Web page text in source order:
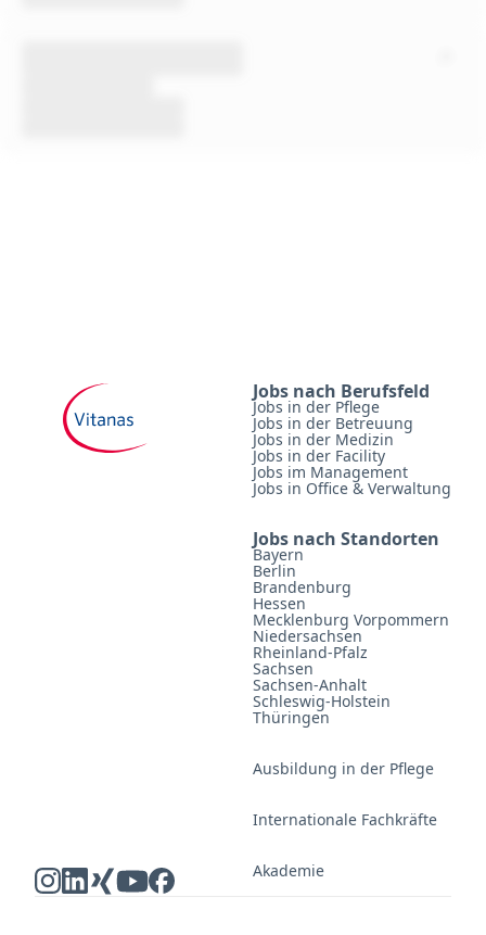
Jobs nach Berufsfeld
Jobs in der Pflege
Jobs in der Betreuung
Jobs in der Medizin
Jobs in der Facility
Jobs im Management
Jobs in Office & Verwaltung
Jobs nach Standorten
Bayern
Berlin
Brandenburg
Hessen
Mecklenburg Vorpommern
Niedersachsen
Rheinland-Pfalz
Sachsen
Sachsen-Anhalt
Schleswig-Holstein
Thüringen
Ausbildung in der Pflege
Internationale Fachkräfte
Akademie